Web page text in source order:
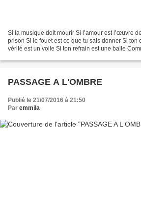
Si la musique doit mourir Si l’amour est l’œuvre
prison Si le fouet est ce que tu sais donner Si ton
vérité est un voile Si ton refrain est une balle
PASSAGE A L'OMBRE
Publié le 21/07/2016 à 21:50
Par emmila